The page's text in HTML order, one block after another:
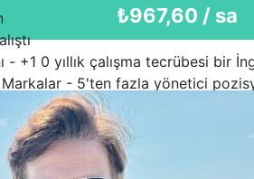
- +1 0 yıllık çalışma tecrübesi bir
Markalar - 5'ten fazla yönetici
- Amsterdam'da yaşıyor
ülke)
eğitmen
₺967,60 / sa